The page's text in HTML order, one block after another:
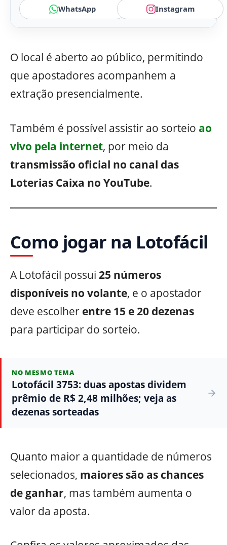
WhatsApp Instagram
O local é aberto ao público, permitindo
que apostadores acompanhem a
extração presencialmente.
Também é possível assistir ao sorteio ao
vivo pela internet, por meio da
transmissão oficial no canal das
Loterias Caixa no YouTube.
Como jogar na Lotofácil
A Lotofácil possui 25 números
disponíveis no volante, e o apostador
deve escolher entre 15 e 20 dezenas
para participar do sorteio.
NO MESMO TEMA
Lotofácil 3753: duas apostas dividem
prêmio de R$ 2,48 milhões; veja as
dezenas sorteadas
Quanto maior a quantidade de números
selecionados, maiores são as chances
de ganhar, mas também aumenta o
valor da aposta.